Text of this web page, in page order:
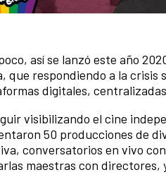
así se lanzó este año
que respondiendo a la
digitales,
visibilizando el cine
50 producciones de
conversatorios en vivo
maestras con directores,